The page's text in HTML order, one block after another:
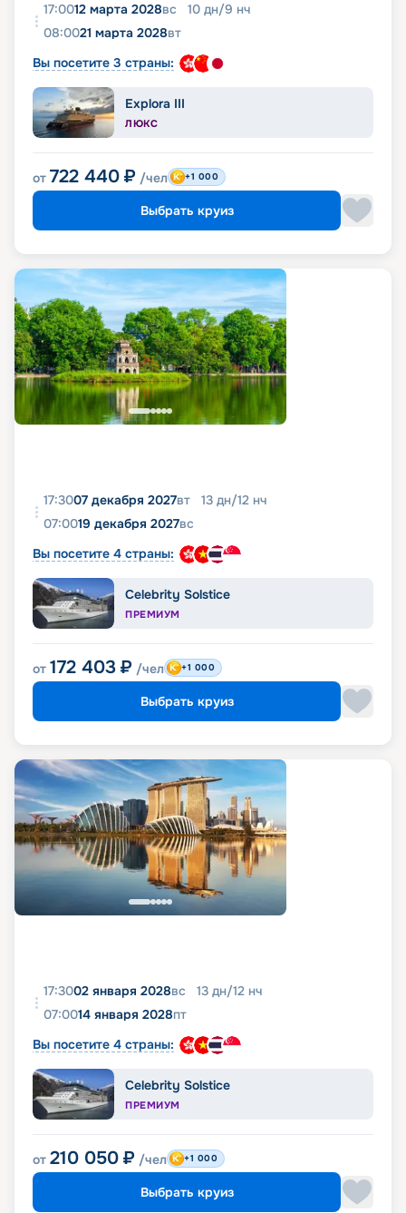
17:0012 марта 2028вс 10 дн/9 нч
08:0021 марта 2028вт
Вы посетите 3 страны:
Explora III
ЛЮКС
от 722 440 ₽ /чел +1 000
Выбрать круиз
17:3007 декабря 2027вт 13 дн/12 нч
07:0019 декабря 2027вс
Вы посетите 4 страны:
Celebrity Solstice
ПРЕМИУМ
от 172 403 ₽ /чел +1 000
Выбрать круиз
17:3002 января 2028вс 13 дн/12 нч
07:0014 января 2028пт
Вы посетите 4 страны:
Celebrity Solstice
ПРЕМИУМ
от 210 050 ₽ /чел +1 000
Выбрать круиз